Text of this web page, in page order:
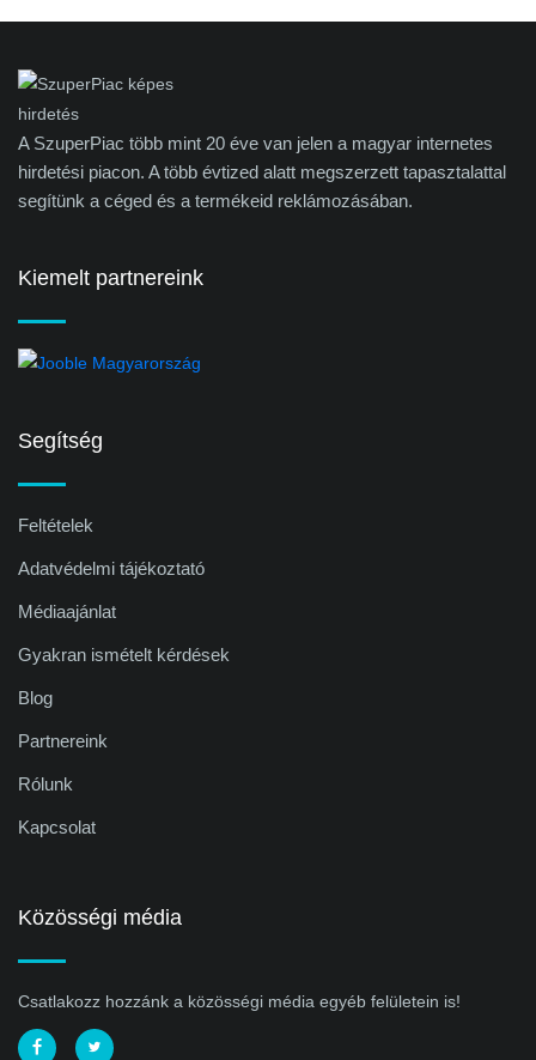
A SzuperPiac több mint 20 éve van jelen a magyar internetes
hirdetési piacon. A több évtized alatt megszerzett tapasztalattal
segítünk a céged és a termékeid reklámozásában.
Kiemelt partnereink
Segítség
Feltételek
Adatvédelmi tájékoztató
Médiaajánlat
Gyakran ismételt kérdések
Blog
Partnereink
Rólunk
Kapcsolat
Közösségi média
Csatlakozz hozzánk a közösségi média egyéb felületein is!